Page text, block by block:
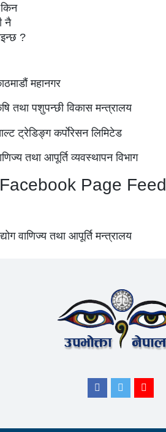
Facebook Page Feed